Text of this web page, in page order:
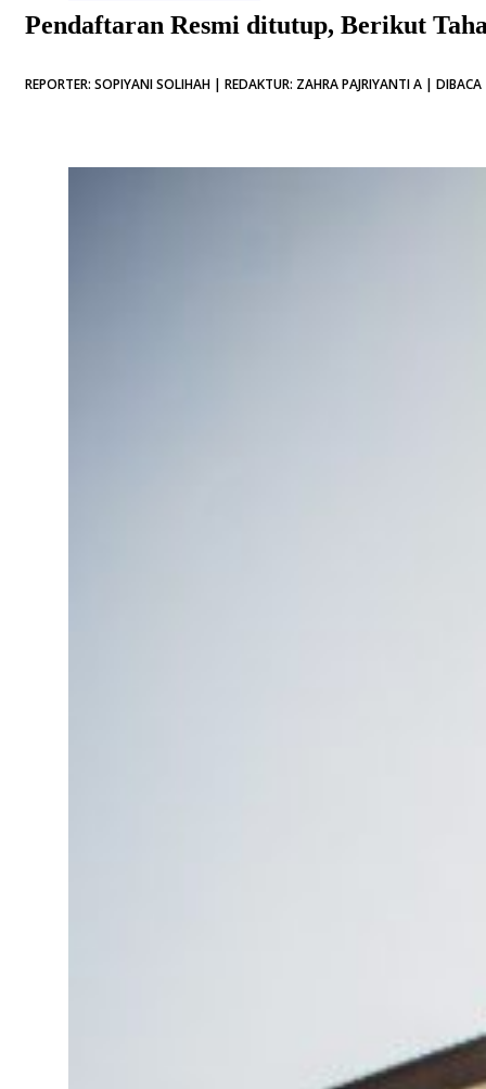
Pendaftaran Resmi ditutup, Berikut
REPORTER: SOPIYANI SOLIHAH | REDAKTUR: ZAHRA PAJRIYANTI A |